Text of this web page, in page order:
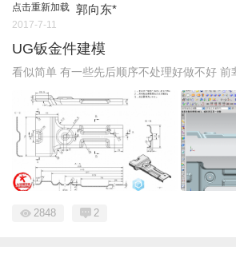
点击重新加载 郭向东*
2017-7-11
UG钣金件建模
看似简单 有一些先后顺序不处理好做不好 前
2848 2